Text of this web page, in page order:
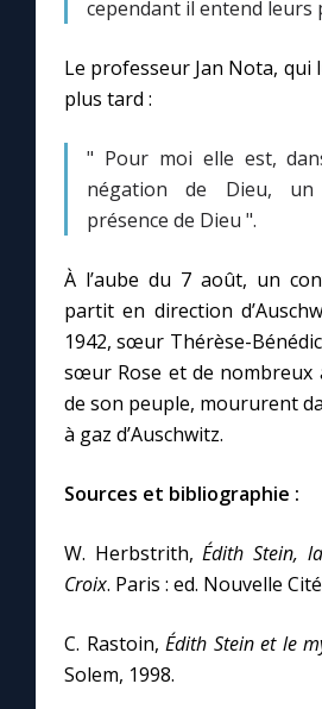
cependant il entend leurs
Le professeur Jan Nota, qui
plus tard :
" Pour moi elle est,
négation de Dieu,
présence de Dieu ".
À l’aube du 7 août, un
partit en direction
1942, sœur Thérèse-
sœur Rose et de nombreux
de son peuple, moururent
à gaz d’Auschwitz.
Sources et bibliographie :
W. Herbstrith,Édith Stein,
Croix. Paris : ed. Nouvelle
C. Rastoin, Édith Stein et le
Solem, 1998.